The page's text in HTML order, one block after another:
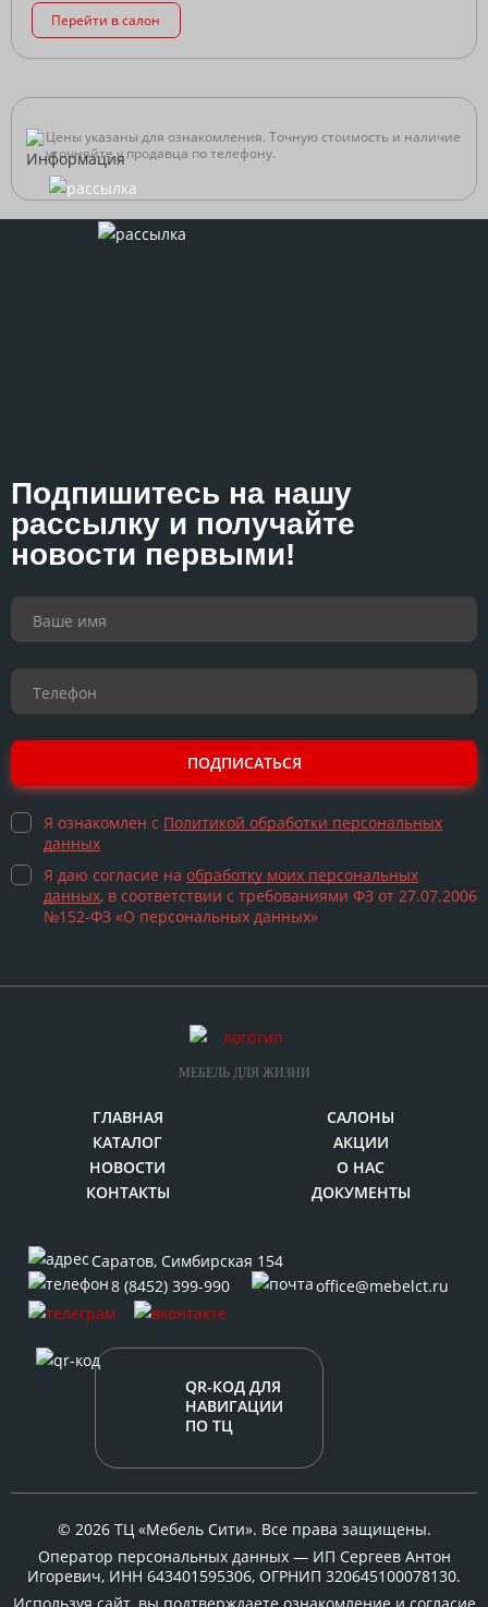
Перейти в салон
Цены указаны для ознакомления. Точную стоимость и наличие
уточняйте у продавца по телефону.
Подпишитесь на нашу
рассылку и получайте
новости первыми!
ПОДПИСАТЬСЯ
Я ознакомлен с Политикой обработки персональных
данных
Я даю согласие на обработку моих персональных
данных, в соответствии с требованиями ФЗ от 27.07.2006
№152-ФЗ «О персональных данных»
МЕБЕЛЬ ДЛЯ ЖИЗНИ
ГЛАВНАЯ
САЛОНЫ
КАТАЛОГ
АКЦИИ
НОВОСТИ
О НАС
КОНТАКТЫ
ДОКУМЕНТЫ
Саратов, Симбирская 154
8 (8452) 399-990
office@mebelct.ru
QR-КОД ДЛЯ
НАВИГАЦИИ
ПО ТЦ
© 2026 ТЦ «Мебель Сити». Все права защищены.
Оператор персональных данных — ИП Сергеев Антон
Игоревич, ИНН 643401595306, ОГРНИП 320645100078130.